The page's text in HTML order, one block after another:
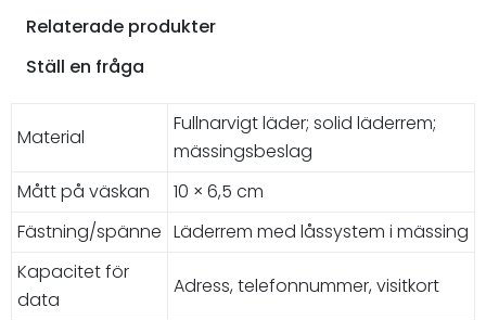
Relaterade produkter
Ställ en fråga
Material
Fullnarvigt läder; solid läderrem;
mässingsbeslag
Mått på väskan
10 × 6,5 cm
Fästning/spänne Läderrem med låssystem i mässing
Kapacitet för
data
Adress, telefonnummer, visitkort